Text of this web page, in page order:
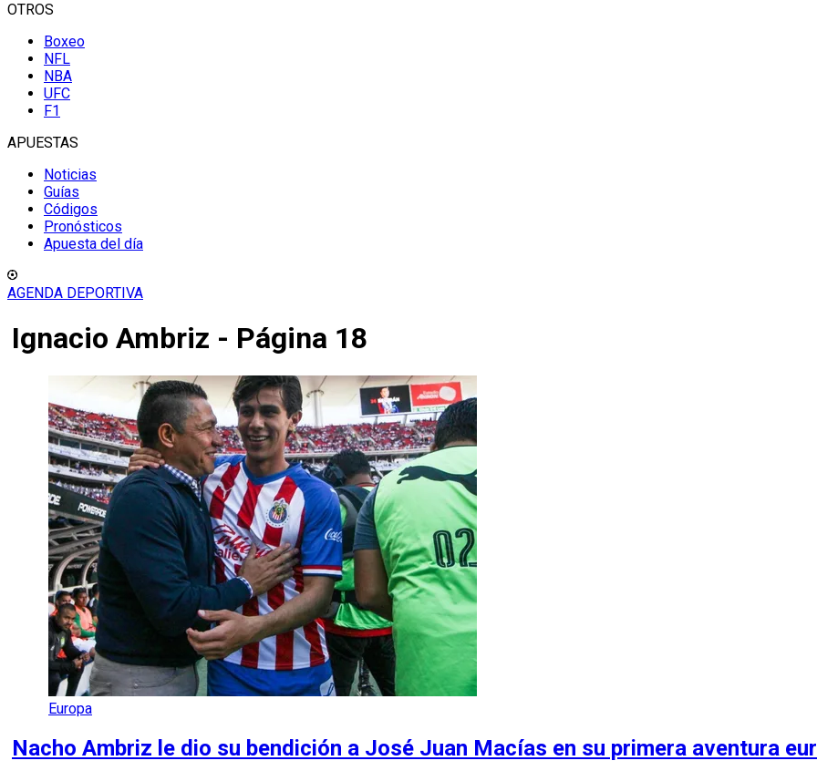
OTROS
Boxeo
NFL
NBA
UFC
F1
APUESTAS
Noticias
Guías
Códigos
Pronósticos
Apuesta del día
AGENDA DEPORTIVA
Ignacio Ambriz - Página 18
Europa
Nacho Ambriz le dio su bendición a José Juan Macías en su primera aventura